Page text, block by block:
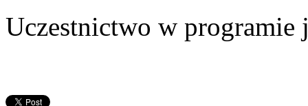
Uczestnictwo w programie